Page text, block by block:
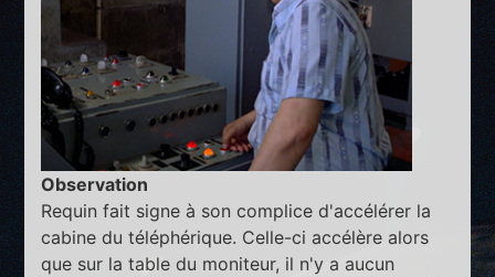
Observation
Requin fait signe à son complice d'accélérer la
cabine du téléphérique. Celle-ci accélère alors
que sur la table du moniteur, il n'y a aucun